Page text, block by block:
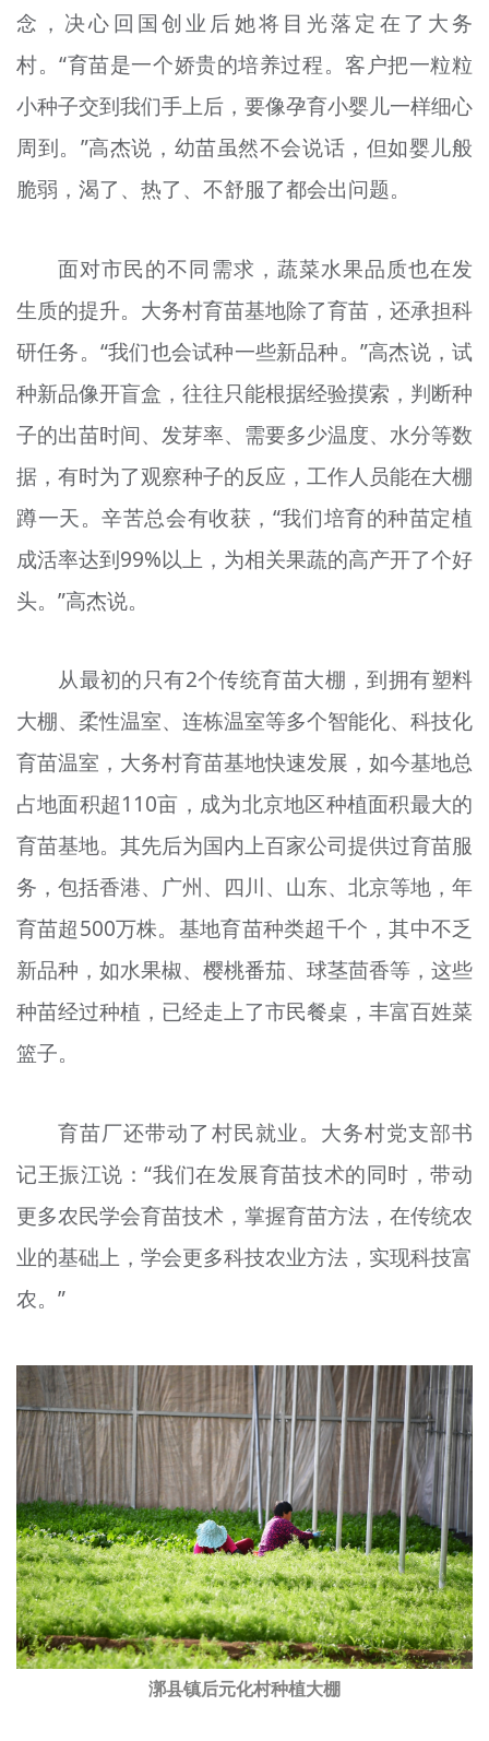
念，决心回国创业后她将目光落定在了大务
村。“育苗是一个娇贵的培养过程。客户把一粒粒
小种子交到我们手上后，要像孕育小婴儿一样细心
周到。”高杰说，幼苗虽然不会说话，但如婴儿般
脆弱，渴了、热了、不舒服了都会出问题。
面对市民的不同需求，蔬菜水果品质也在发
生质的提升。大务村育苗基地除了育苗，还承担科
研任务。“我们也会试种一些新品种。”高杰说，试
种新品像开盲盒，往往只能根据经验摸索，判断种
子的出苗时间、发芽率、需要多少温度、水分等数
据，有时为了观察种子的反应，工作人员能在大棚
蹲一天。辛苦总会有收获，“我们培育的种苗定植
成活率达到99%以上，为相关果蔬的高产开了个好
头。”高杰说。
从最初的只有2个传统育苗大棚，到拥有塑料
大棚、柔性温室、连栋温室等多个智能化、科技化
育苗温室，大务村育苗基地快速发展，如今基地总
占地面积超110亩，成为北京地区种植面积最大的
育苗基地。其先后为国内上百家公司提供过育苗服
务，包括香港、广州、四川、山东、北京等地，年
育苗超500万株。基地育苗种类超千个，其中不乏
新品种，如水果椒、樱桃番茄、球茎茴香等，这些
种苗经过种植，已经走上了市民餐桌，丰富百姓菜
篮子。
育苗厂还带动了村民就业。大务村党支部书
记王振江说：“我们在发展育苗技术的同时，带动
更多农民学会育苗技术，掌握育苗方法，在传统农
业的基础上，学会更多科技农业方法，实现科技富
农。”
漷县镇后元化村种植大棚